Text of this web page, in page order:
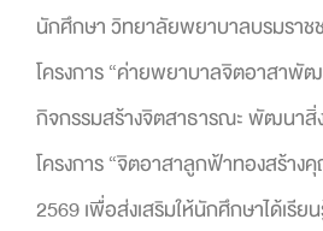
นักศึกษา วิทยาลัยพยาบาลบรมรา
โครงการ “ค่ายพยาบาลจิตอาสาพั
กิจกรรมสร้างจิตสาธารณะ พัฒนาสิ่
โครงการ “จิตอาสาลูกฟ้าทองสร้าง
2569 เพื่อส่งเสริมให้นักศึกษาได้เรีย